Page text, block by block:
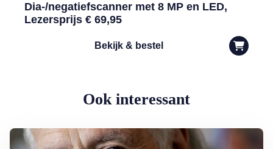
Dia-/negatiefscanner met 8 MP en LED,
Lezersprijs € 69,95
Bekijk & bestel
Ook interessant
Lees meer over George Baker (81) blijft liedjes schrijven en